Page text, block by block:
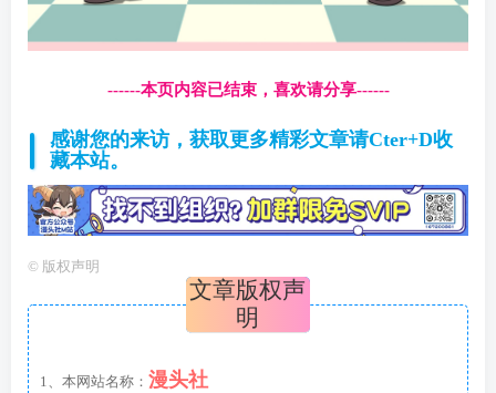
------本页内容已结束，喜欢请分享------
感谢您的来访，获取更多精彩文章请Cter+D收
藏本站。
© 版权声明
文章版权声
明
1、本网站名称： 漫头社